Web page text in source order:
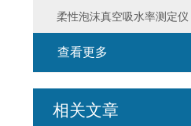
柔性泡沫真空吸水率测定仪
查看更多
相关文章